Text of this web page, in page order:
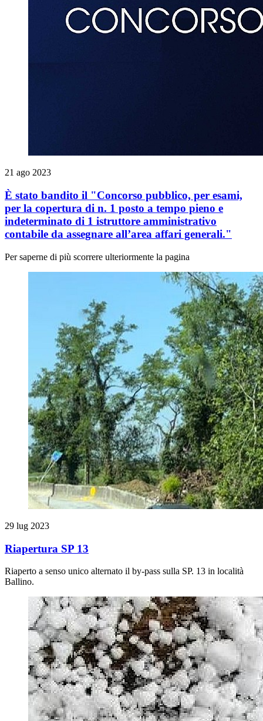
21 ago 2023
È stato bandito il "Concorso pubblico, per esami,
per la copertura di n. 1 posto a tempo pieno e
indeterminato di 1 istruttore amministrativo
contabile da assegnare all’area affari generali."
Per saperne di più scorrere ulteriormente la pagina
29 lug 2023
Riapertura SP 13
Riaperto a senso unico alternato il by-pass sulla SP. 13 in località
Ballino.